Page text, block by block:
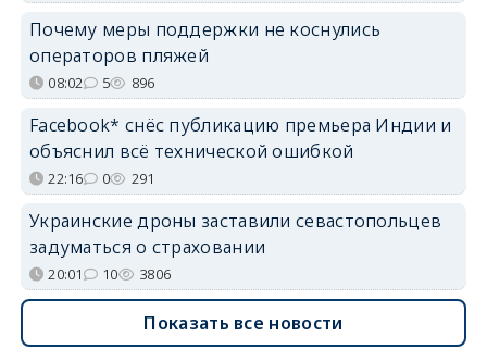
Почему меры поддержки не коснулись
операторов пляжей
08:02 5 896
Facebook* снёс публикацию премьера Индии и
объяснил всё технической ошибкой
22:16 0 291
Украинские дроны заставили севастопольцев
задуматься о страховании
20:01 10 3806
Показать все новости